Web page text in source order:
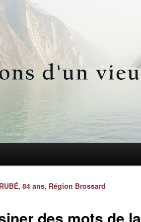
vieux…
des mots de la
84 ans, Région Brossard